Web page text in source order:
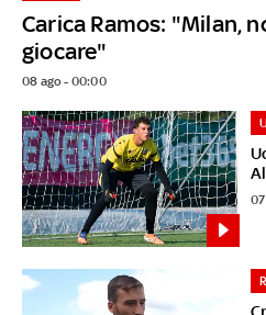
Carica Ramos: "Milan,
giocare"
08 ago - 00:00